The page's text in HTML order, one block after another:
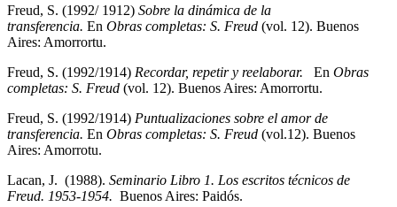
Freud, S. (1992/ 1912) Sobre la dinámica de la
transferencia. En Obras completas: S. Freud (vol. 12). Buenos
Aires: Amorrortu.
Freud, S. (1992/1914) Recordar, repetir y reelaborar. En Obras
completas: S. Freud (vol. 12). Buenos Aires: Amorrortu.
Freud, S. (1992/1914) Puntualizaciones sobre el amor de
transferencia. En Obras completas: S. Freud (vol.12). Buenos
Aires: Amorrotu.
Lacan, J. (1988). Seminario Libro 1. Los escritos técnicos de
Freud. 1953-1954. Buenos Aires: Paidós.